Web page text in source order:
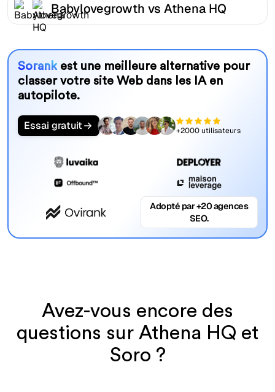
Babylovegrowth vs Athena HQ
Sorankest une meilleure alternative pour
classer votre site Web dans les IA en
autopilote.
Essai gratuit +2000 utilisateurs
Adopté par +20 agences
SEO.
Avez-vous encore des
questions sur Athena HQ et
Soro ?